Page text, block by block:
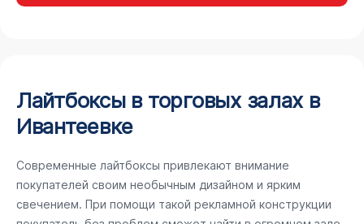
Лайтбоксы в торговых залах в
Ивантеевке
Современные лайтбоксы привлекают внимание
покупателей своим необычным дизайном и ярким
свечением. При помощи такой рекламной конструкции